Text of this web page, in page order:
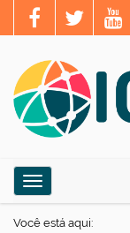
Toggle navigation
Você está aqui: